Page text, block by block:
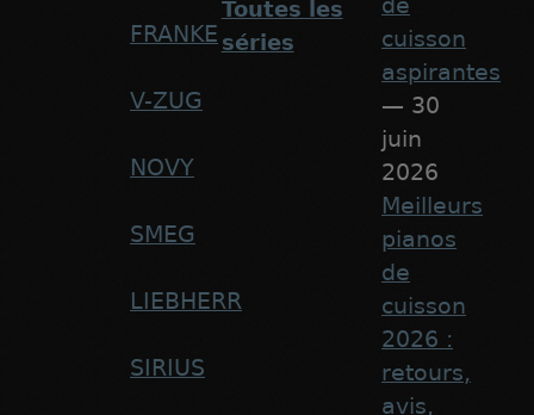
FRANKE
V-ZUG
NOVY
SMEG
LIEBHERR
SIRIUS
Toutes les
séries
cuisson
aspirantes
— 30
juin
2026
Meilleurs
pianos
de
cuisson
2026 :
retours,
avis,